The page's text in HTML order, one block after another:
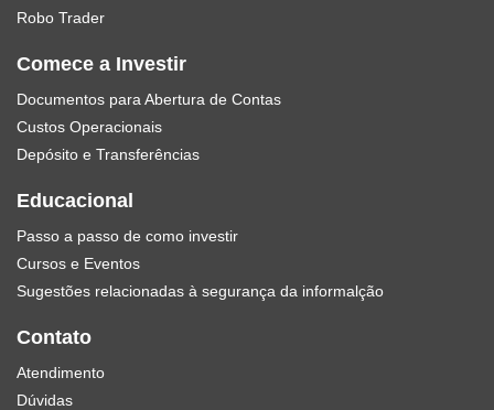
Robo Trader
Comece a Investir
Documentos para Abertura de Contas
Custos Operacionais
Depósito e Transferências
Educacional
Passo a passo de como investir
Cursos e Eventos
Sugestões relacionadas à segurança da informalção
Contato
Atendimento
Dúvidas